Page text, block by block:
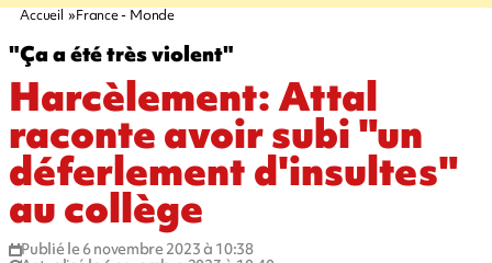
Accueil France - Monde
"Ça a été très violent"
Harcèlement: Attal
raconte avoir subi "un
déferlement d'insultes"
au collège
Publié le 6 novembre 2023 à 10:38